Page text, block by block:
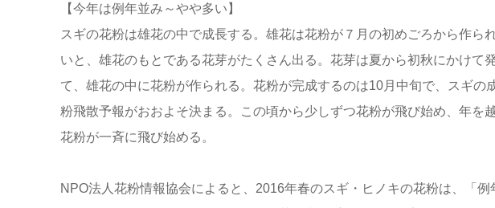
【今年は例年並み～やや多い】
スギの花粉は雄花の中で成長する。雄花は花粉が７月の初めごろから作ら
いと、雄花のもとである花芽がたくさん出る。花芽は夏から初秋にかけて
て、雄花の中に花粉が作られる。花粉が完成するのは10月中旬で、スギの
粉飛散予報がおおよそ決まる。この頃から少しずつ花粉が飛び始め、年を
花粉が一斉に飛び始める。
NPO法人花粉情報協会によると、2016年春のスギ・ヒノキの花粉は、「